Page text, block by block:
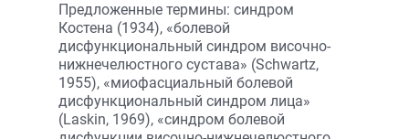
Предложенные термины: синдром
Костена (1934), «болевой
дисфункциональный синдром височно-
нижнечелюстного сустава» (Schwartz,
1955), «миофасциальный болевой
дисфункциональный синдром лица»
(Laskin, 1969), «синдром болевой